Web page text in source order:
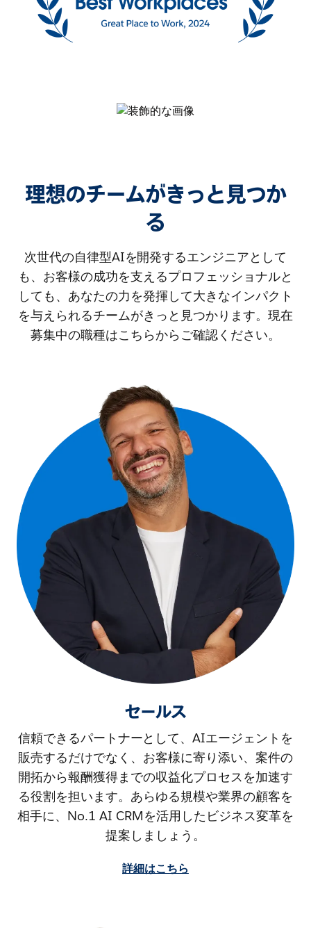
理想のチームがきっと見つか
る
次世代の自律型AIを開発するエンジニアとして
も、お客様の成功を支えるプロフェッショナルと
しても、あなたの力を発揮して大きなインパクト
を与えられるチームがきっと見つかります。現在
募集中の職種はこちらからご確認ください。
セールス
信頼できるパートナーとして、AIエージェントを
販売するだけでなく、お客様に寄り添い、案件の
開拓から報酬獲得までの収益化プロセスを加速す
る役割を担います。あらゆる規模や業界の顧客を
相手に、No.1 AI CRMを活用したビジネス変革を
提案しましょう。
詳細はこちら